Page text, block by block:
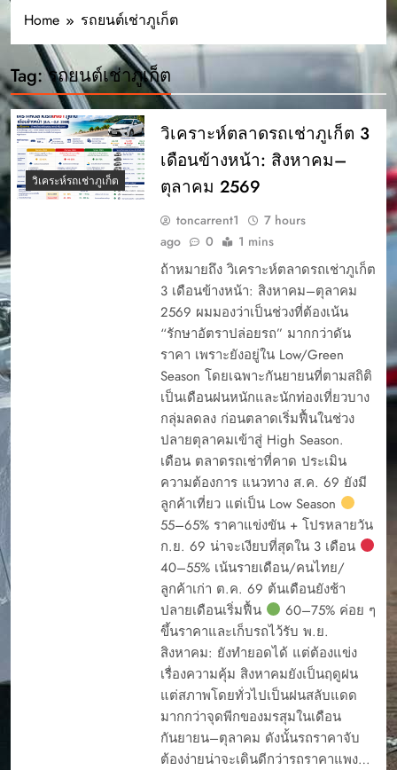
Home รถยนต์เช่าภูเก็ต
Tag:รถยนต์เช่าภูเก็ต
วิเคระห์รถเช่าภูเก็ต
วิเคราะห์ตลาดรถเช่าภูเก็ต 3
เดือนข้างหน้า: สิงหาคม–
ตุลาคม 2569
toncarrent1
7 hours
ago
0 1 mins
ถ้าหมายถึง วิเคราะห์ตลาดรถเช่าภูเก็ต
3 เดือนข้างหน้า: สิงหาคม–ตุลาคม
2569 ผมมองว่าเป็นช่วงที่ต้องเน้น
“รักษาอัตราปล่อยรถ” มากกว่าดัน
ราคา เพราะยังอยู่ใน Low/Green
Season โดยเฉพาะกันยายนที่ตามสถิติ
เป็นเดือนฝนหนักและนักท่องเที่ยวบาง
กลุ่มลดลง ก่อนตลาดเริ่มฟื้นในช่วง
ปลายตุลาคมเข้าสู่ High Season.
เดือน ตลาดรถเช่าที่คาด ประเมิน
ความต้องการ แนวทาง ส.ค. 69 ยังมี
ลูกค้าเที่ยว แต่เป็น Low Season
55–65% ราคาแข่งขัน + โปรหลายวัน
ก.ย. 69 น่าจะเงียบที่สุดใน 3 เดือน
40–55% เน้นรายเดือน/คนไทย/
ลูกค้าเก่า ต.ค. 69 ต้นเดือนยังช้า
ปลายเดือนเริ่มฟื้น
60–75% ค่อย ๆ
ขึ้นราคาและเก็บรถไว้รับ พ.ย.
สิงหาคม: ยังทำยอดได้ แต่ต้องแข่ง
เรื่องความคุ้ม สิงหาคมยังเป็นฤดูฝน
แต่สภาพโดยทั่วไปเป็นฝนสลับแดด
มากกว่าจุดพีกของมรสุมในเดือน
กันยายน–ตุลาคม ดังนั้นรถราคาจับ
ต้องง่ายน่าจะเดินดีกว่ารถราคาแพง…